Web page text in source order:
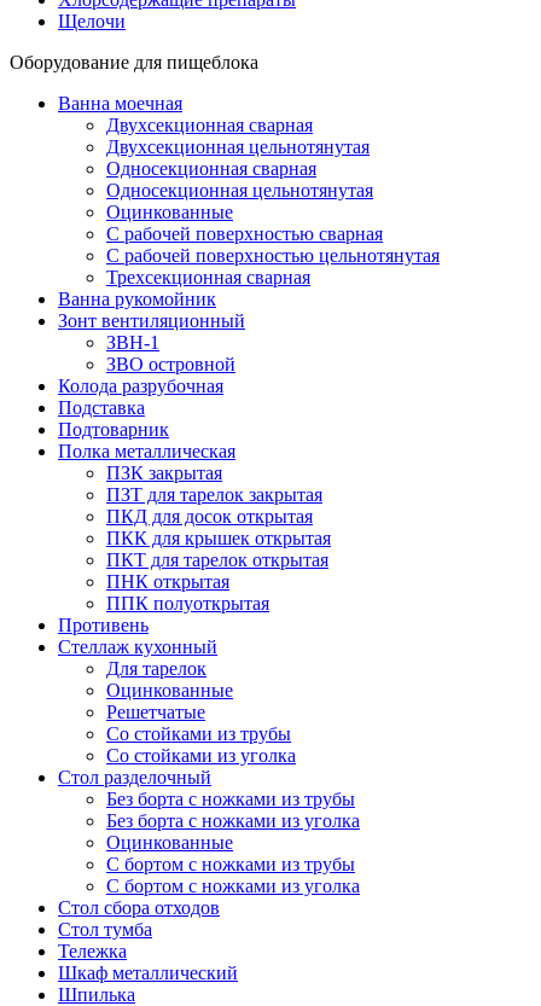
Щелочи
Оборудование для пищеблока
Ванна моечная
Двухсекционная сварная
Двухсекционная цельнотянутая
Односекционная сварная
Односекционная цельнотянутая
Оцинкованные
С рабочей поверхностью сварная
С рабочей поверхностью цельнотянутая
Трехсекционная сварная
Ванна рукомойник
Зонт вентиляционный
ЗВН-1
ЗВО островной
Колода разрубочная
Подставка
Подтоварник
Полка металлическая
ПЗК закрытая
ПЗТ для тарелок закрытая
ПКД для досок открытая
ПКК для крышек открытая
ПКТ для тарелок открытая
ПНК открытая
ППК полуоткрытая
Противень
Стеллаж кухонный
Для тарелок
Оцинкованные
Решетчатые
Со стойками из трубы
Со стойками из уголка
Стол разделочный
Без борта с ножками из трубы
Без борта с ножками из уголка
Оцинкованные
С бортом с ножками из трубы
С бортом с ножками из уголка
Стол сбора отходов
Стол тумба
Тележка
Шкаф металлический
Шпилька